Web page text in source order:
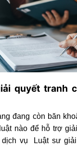
quyết tranh
đang còn băn
nào để hỗ trợ
dịch vụ Luật sư